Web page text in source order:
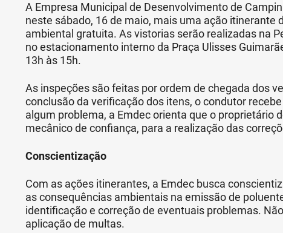
A Empresa Municipal de Desenvolvimento de
neste sábado, 16 de maio, mais uma ação itinerante
ambiental gratuita. As vistorias serão realizadas na
no estacionamento interno da Praça Ulisses
13h às 15h.
As inspeções são feitas por ordem de chegada dos
conclusão da verificação dos itens, o condutor
algum problema, a Emdec orienta que o proprietário
mecânico de confiança, para a realização das
Conscientização
Com as ações itinerantes, a Emdec busca
as consequências ambientais na emissão de
identificação e correção de eventuais problemas.
aplicação de multas.